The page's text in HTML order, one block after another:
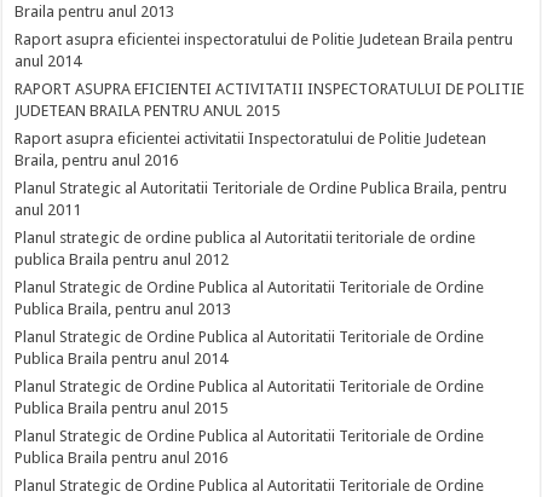
Braila pentru anul 2013
Raport asupra eficientei inspectoratului de Politie Judetean Braila pentru
anul 2014
RAPORT ASUPRA EFICIENTEI ACTIVITATII INSPECTORATULUI DE POLITIE
JUDETEAN BRAILA PENTRU ANUL 2015
Raport asupra eficientei activitatii Inspectoratului de Politie Judetean
Braila, pentru anul 2016
Planul Strategic al Autoritatii Teritoriale de Ordine Publica Braila, pentru
anul 2011
Planul strategic de ordine publica al Autoritatii teritoriale de ordine
publica Braila pentru anul 2012
Planul Strategic de Ordine Publica al Autoritatii Teritoriale de Ordine
Publica Braila, pentru anul 2013
Planul Strategic de Ordine Publica al Autoritatii Teritoriale de Ordine
Publica Braila pentru anul 2014
Planul Strategic de Ordine Publica al Autoritatii Teritoriale de Ordine
Publica Braila pentru anul 2015
Planul Strategic de Ordine Publica al Autoritatii Teritoriale de Ordine
Publica Braila pentru anul 2016
Planul Strategic de Ordine Publica al Autoritatii Teritoriale de Ordine